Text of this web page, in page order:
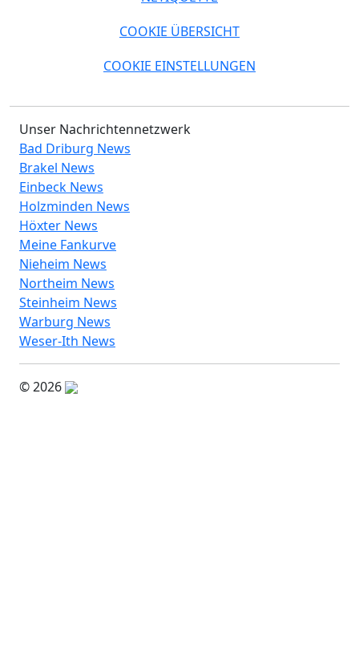
COOKIE ÜBERSICHT
COOKIE EINSTELLUNGEN
Unser Nachrichtennetzwerk
Bad Driburg News
Brakel News
Einbeck News
Holzminden News
Höxter News
Meine Fankurve
Nieheim News
Northeim News
Steinheim News
Warburg News
Weser-Ith News
© 2026